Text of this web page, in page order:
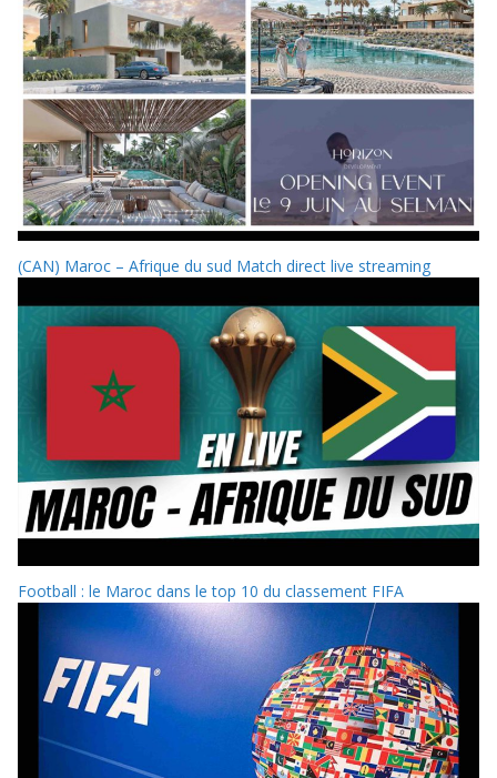
(CAN) Maroc – Afrique du sud Match direct live streaming
Football : le Maroc dans le top 10 du classement FIFA